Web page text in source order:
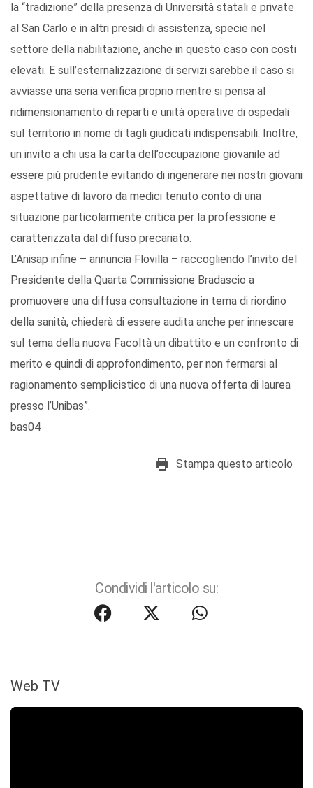
la “tradizione” della presenza di Università statali e private
al San Carlo e in altri presidi di assistenza, specie nel
settore della riabilitazione, anche in questo caso con costi
elevati. E sull’esternalizzazione di servizi sarebbe il caso si
avviasse una seria verifica proprio mentre si pensa al
ridimensionamento di reparti e unità operative di ospedali
sul territorio in nome di tagli giudicati indispensabili. Inoltre,
un invito a chi usa la carta dell’occupazione giovanile ad
essere più prudente evitando di ingenerare nei nostri giovani
aspettative di lavoro da medici tenuto conto di una
situazione particolarmente critica per la professione e
caratterizzata dal diffuso precariato.
L’Anisap infine – annuncia Flovilla – raccogliendo l’invito del
Presidente della Quarta Commissione Bradascio a
promuovere una diffusa consultazione in tema di riordino
della sanità, chiederà di essere audita anche per innescare
sul tema della nuova Facoltà un dibattito e un confronto di
merito e quindi di approfondimento, per non fermarsi al
ragionamento semplicistico di una nuova offerta di laurea
presso l’Unibas”.
bas04
Stampa questo articolo
Condividi l'articolo su:
Web TV